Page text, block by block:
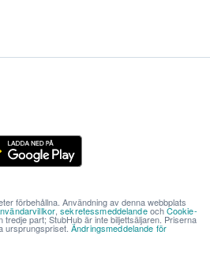
förbehållna. Användning av denna webbplats
,sekretessmeddelandeochCookie-
tredje part; StubHub är inte biljettsäljaren. Priserna
ursprungspriset. Ändringsmeddelande för